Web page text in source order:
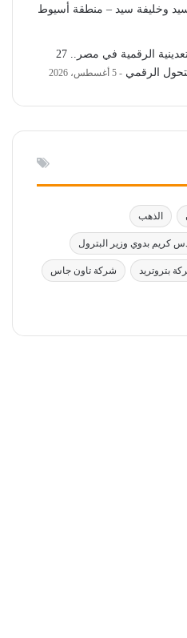
وخليفة سيد – منطقة أسيوط
قاعدة البيانات الجيولوجية التعدينية الرقمية في مصر.. 27
الرقمي
5 أغسطس، 2026
الذهب
كريم بدوي وزير البترول
بتروتريد شركة تاون جاس